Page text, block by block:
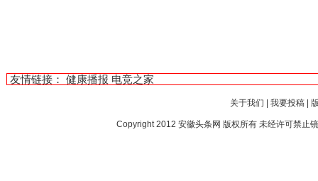
友情链接： 健康播报 电竞之家
关于我们 我要投稿|
Copyright 2012 安徽头条网 版权所有 未经许可禁止